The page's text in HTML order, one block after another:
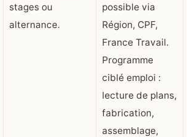
stages ou
alternance.
possible via
Région, CPF,
France Travail.
Programme
ciblé emploi :
lecture de plans,
fabrication,
assemblage,